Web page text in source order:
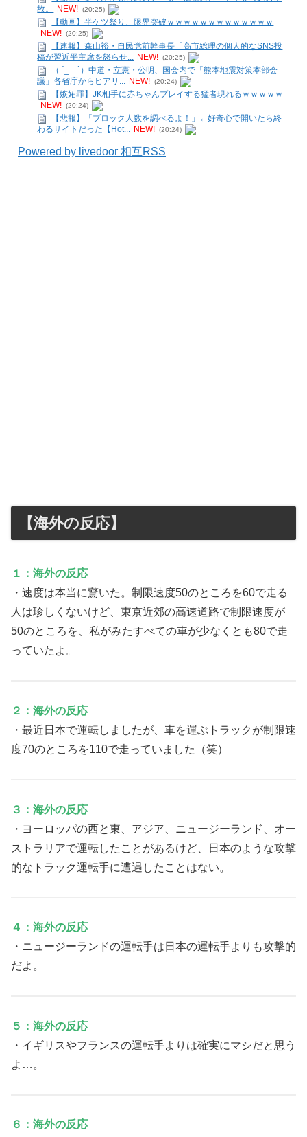
故。
NEW! (20:25)
【動画】半ケツ祭り、限界突破ｗｗｗｗｗｗｗｗｗｗｗｗｗ
NEW! (20:25)
【速報】森山裕・自民党前幹事長「高市総理の個人的なSNS投
稿が習近平主席を怒らせ... NEW! (20:25)
（ ´_ゝ`）中道・立憲・公明、国会内で「熊本地震対策本部会
議」各省庁からヒアリ... NEW! (20:24)
【嫉妬罪】JK相手に赤ちゃんプレイする猛者現れるｗｗｗｗｗ
NEW! (20:24)
【悲報】「ブロック人数を調べるよ！」←好奇心で開いたら終
わるサイトだった【Hot... NEW! (20:24)
Powered by livedoor 相互RSS
【海外の反応】
１：海外の反応
・速度は本当に驚いた。制限速度50のところを60で走る
人は珍しくないけど、東京近郊の高速道路で制限速度が
50のところを、私がみたすべての車が少なくとも80で走
っていたよ。
２：海外の反応
・最近日本で運転しましたが、車を運ぶトラックが制限速
度70のところを110で走っていました（笑）
３：海外の反応
・ヨーロッパの西と東、アジア、ニュージーランド、オー
ストラリアで運転したことがあるけど、日本のような攻撃
的なトラック運転手に遭遇したことはない。
４：海外の反応
・ニュージーランドの運転手は日本の運転手よりも攻撃的
だよ。
５：海外の反応
・イギリスやフランスの運転手よりは確実にマシだと思う
よ…。
６：海外の反応